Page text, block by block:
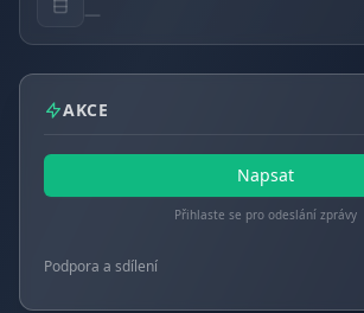
—
AKCE
Napsat
Přihlaste se pro odeslání zprávy
Podpora a sdílení